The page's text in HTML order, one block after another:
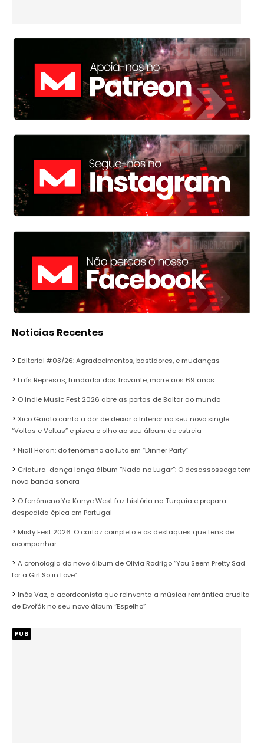
Noticias Recentes
Editorial #03/26: Agradecimentos, bastidores, e mudanças
Luís Represas, fundador dos Trovante, morre aos 69 anos
O Indie Music Fest 2026 abre as portas de Baltar ao mundo
Xico Gaiato canta a dor de deixar o Interior no seu novo single
“Voltas e Voltas” e pisca o olho ao seu álbum de estreia
Niall Horan: do fenómeno ao luto em “Dinner Party”
Criatura-dança lança álbum “Nada no Lugar”: O desassossego tem
nova banda sonora
O fenómeno Ye: Kanye West faz história na Turquia e prepara
despedida épica em Portugal
Misty Fest 2026: O cartaz completo e os destaques que tens de
acompanhar
A cronologia do novo álbum de Olivia Rodrigo “You Seem Pretty Sad
for a Girl So in Love”
Inês Vaz, a acordeonista que reinventa a música romântica erudita
de Dvořák no seu novo álbum “Espelho”
PUB